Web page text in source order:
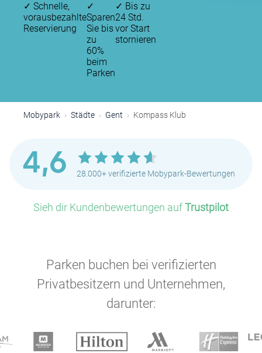
✓ Schnelle,
vorausbezahlte
Reservierung
✓
Sparen
Sie bis
zu
60%
beim
Parken
✓ Bis zu
24 Std.
vor Start
stornieren
Mobypark Städte Gent Kompass Klub
4,6 28.000+ verifizierte Mobypark-Bewertungen
Sieh dir Kundenbewertungen aufTrustpilot
Parken buchen bei verifizierten
Privatbesitzern und Unternehmen,
darunter: